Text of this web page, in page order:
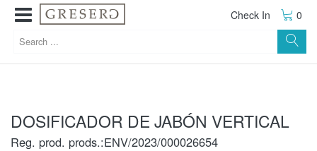
Check In 0
DOSIFICADOR DE JABÓN VERTICAL
Reg. prod. prods.:ENV/2023/000026654